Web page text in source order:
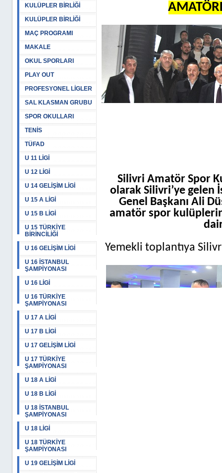
KULÜPLER BİRLİĞİ
KULÜPLER BİRLİĞİ
MAÇ PROGRAMI
MAKALE
OKUL SPORLARI
PLAY OUT
PROFESYONEL LİGLER
SAL KLASMAN GRUBU
SPOR OKULLARI
TENİS
TÜFAD
U 11 LİGİ
U 12 LİGİ
U 14 GELİŞİM LİGİ
U 15 A LİGİ
U 15 B LİGİ
U 15 TÜRKİYE
BİRİNCİLİĞİ
U 16 GELİŞİM LİGİ
U 16 İSTANBUL
ŞAMPİYONASI
U 16 LİGİ
U 16 TÜRKİYE
ŞAMPİYONASI
U 17 A LİGİ
U 17 B LİGİ
U 17 GELİŞİM LİGİ
U 17 TÜRKİYE
ŞAMPİYONASI
U 18 A LİGİ
U 18 B LİGİ
U 18 İSTANBUL
ŞAMPİYONASI
U 18 LİGİ
U 18 TÜRKİYE
ŞAMPİYONASI
U 19 GELİŞİM LİGİ
Silivri Amatör Spor
olarak Silivri’ye gelen
Genel Başkanı Ali
amatör spor
Yemekli toplantıya